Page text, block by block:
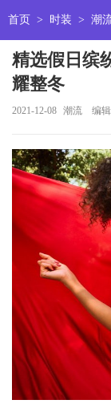
首页 > 时装 > 潮
精选假日缤
耀整冬
2021-12-08 潮流 编